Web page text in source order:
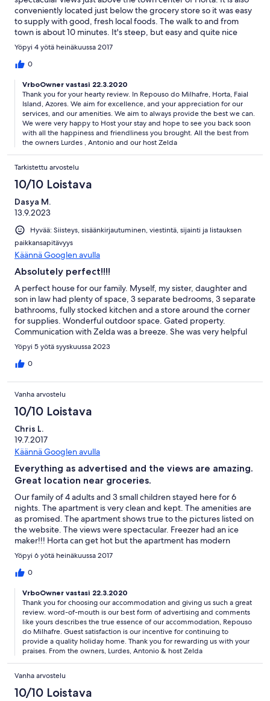
conveniently located just below the grocery store so it was easy
to supply with good, fresh local foods. The walk to and from
town is about 10 minutes. It's steep, but easy and quite nice
after exploring or going to any of the many local eateries. Zelda,
the property manager, is amazingly accommodating and
helpful. We would definitely stay here again on a return trip to
Yöpyi 4 yötä heinäkuussa 2017
0
VrboOwner vastasi 22.3.2020
Thank you for your hearty review. In Repouso do Milhafre, Horta, Faial
Island, Azores. We aim for excellence, and your appreciation for our
services, and our amenities. We aim to always provide the best we can.
We were very happy to Host your stay and hope to see you back soon
with all the happiness and friendliness you brought. All the best from
the owners Lurdes , Antonio and our host Zelda
Tarkistettu arvostelu
10/10 Loistava
Dasya M.
13.9.2023
Hyvää: Siisteys, sisäänkirjautuminen, viestintä, sijainti ja listauksen
paikkansapitävyys
Käännä Googlen avulla
Absolutely perfect!!!!
A perfect house for our family. Myself, my sister, daughter and
son in law had plenty of space, 3 separate bedrooms, 3 separate
bathrooms, fully stocked kitchen and a store around the corner
for supplies. Wonderful outdoor space. Gated property.
Communication with Zelda was a breeze. She was very helpful
explaining how appliances worked and places to explore. We
loved our stay!!!! Thank you!!!
Yöpyi 5 yötä syyskuussa 2023
0
Vanha arvostelu
10/10 Loistava
Chris L.
19.7.2017
Käännä Googlen avulla
Everything as advertised and the views are amazing.
Great location near groceries.
Our family of 4 adults and 3 small children stayed here for 6
nights. The apartment is very clean and kept. The amenities are
as promised. The apartment shows true to the pictures listed on
the website. The views were spectacular. Freezer had an ice
maker!!! Horta can get hot but the apartment has modern
windows and doors allowing for shade and for a nice breeze
with screened windows. Zelda was a great help in orienting us
to the island and the owner who lives nearby brought us fresh
perk. 5 stars all around!
Yöpyi 6 yötä heinäkuussa 2017
0
VrboOwner vastasi 22.3.2020
Thank you for choosing our accommodation and giving us such a great
review. word-of-mouth is our best form of advertising and comments
like yours describes the true essence of our accommodation, Repouso
do Milhafre. Guest satisfaction is our incentive for continuing to
provide a quality holiday home. Thank you for rewarding us with your
praises. From the owners, Lurdes, Antonio & host Zelda
Vanha arvostelu
10/10 Loistava